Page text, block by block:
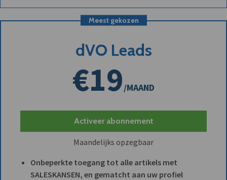
Meest gekozen
dVO Leads
€19/MAAND
Activeer abonnement
Maandelijks opzegbaar
Onbeperkte toegang tot alle artikels met
SALESKANSEN, en gematcht aan uw profiel